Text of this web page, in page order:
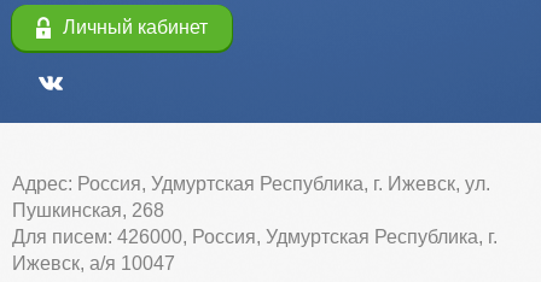
Личный кабинет
Адрес: Россия, Удмуртская Республика, г. Ижевск, ул.
Пушкинская, 268
Для писем: 426000, Россия, Удмуртская Республика, г.
Ижевск, а/я 10047